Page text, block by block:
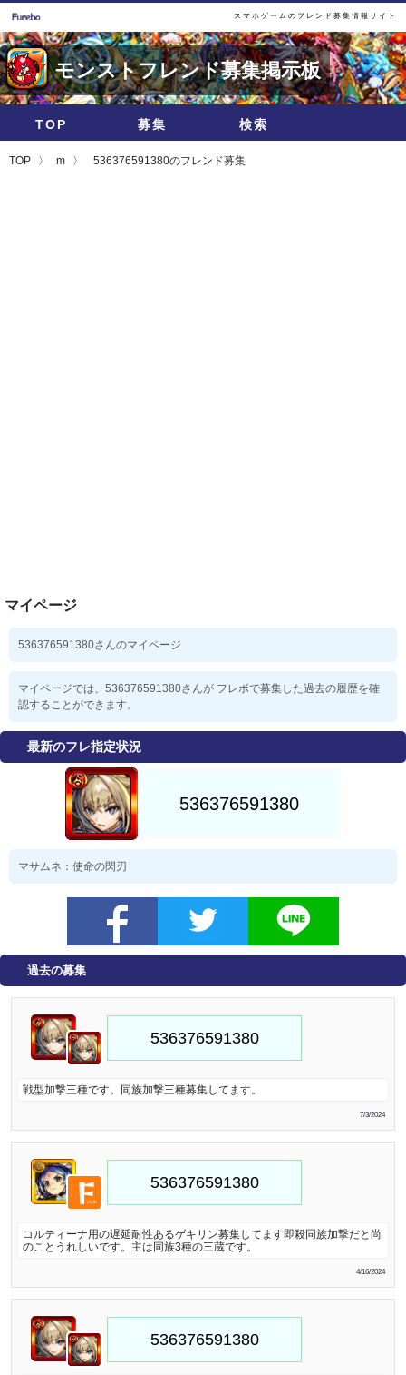
スマホゲームのフレンド募集情報サイト
モンストフレンド募集掲示板
TOP 募集 検索
TOP m 536376591380のフレンド募集
マイページ
536376591380さんのマイページ
マイページでは、536376591380さんが フレボで募集した過去の履歴を確
認することができます。
最新のフレ指定状況
マサムネ：使命の閃刃
過去の募集
戦型加撃三種です。同族加撃三種募集してます。
7/3/2024
コルティーナ用の遅延耐性あるゲキリン募集してます即殺同族加撃だと尚
のことうれしいです。主は同族3種の三蔵です。
4/16/2024